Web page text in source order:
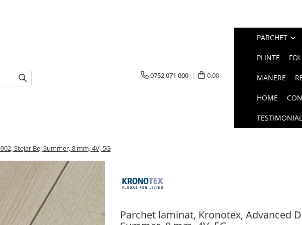
0752 071 000 0,00
PARCHET
PLINTE
MANERE
HOME
Stejar Bej Summer, 8 mm, 4V, 5G
Parchet laminat, Kronotex, Advanced